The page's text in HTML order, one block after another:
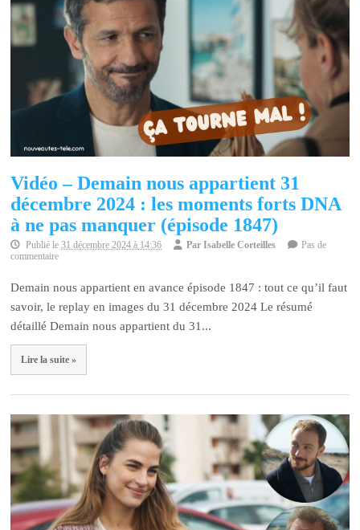
Vidéo – Demain nous appartient 31
décembre 2024 : les moments forts DNA
à ne pas manquer (épisode 1847)
Publié le31 décembre 2024 à 14:36 ParIsabelle Corteilles
Pas de
commentaire
Demain nous appartient en avance épisode 1847 : tout ce qu’il faut
savoir, le replay en images du 31 décembre 2024 Le résumé
détaillé Demain nous appartient du 31...
Lire la suite »